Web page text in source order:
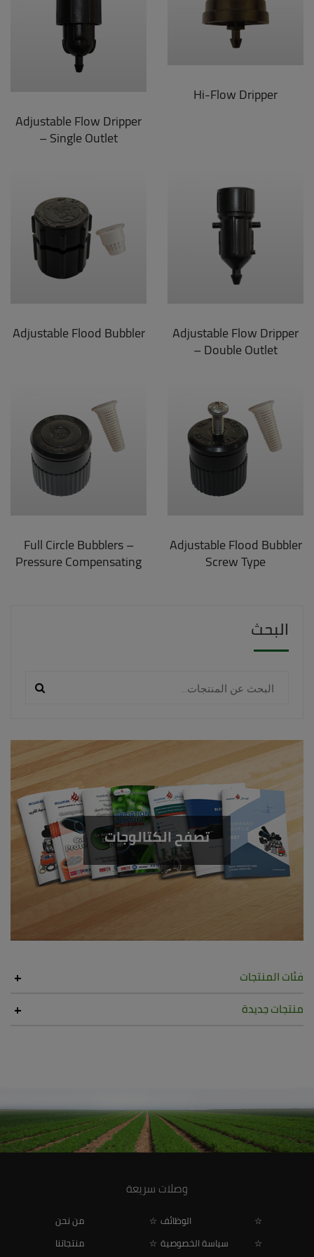
Hi-Flow Dripper
Adjustable Flow Dripper
– Single Outlet
Adjustable Flow Dripper
– Double Outlet
Adjustable Flood Bubbler
Adjustable Flood Bubbler
Screw Type
Full Circle Bubblers –
Pressure Compensating
البحث
تصفح الكتالوجات
فئات المنتجات
منتجات جديدة
وصلات سريعة
من نحن
الوظائف
منتجاتنا
سياسة الخصوصية